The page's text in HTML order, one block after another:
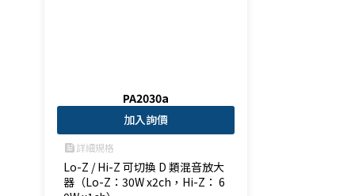
PA2030a
加入詢價
feed詳細規格
Lo-Z / Hi-Z 可切換 D 類混音放大
器（Lo-Z：30W x2ch，Hi-Z： 6